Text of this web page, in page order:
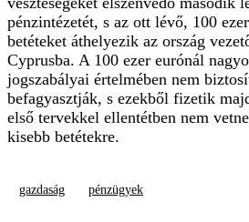
pénzintézetét, s az ott lévő, 100
betéteket áthelyezik az ország
Cyprusba. A 100 ezer eurónál
jogszabályai értelmében nem
befagyasztják, s ezekből fizetik
első tervekkel ellentétben nem
kisebb betétekre.
gazdaság pénzügyek